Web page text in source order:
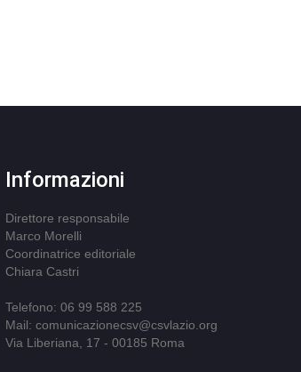
Informazioni
Direttore responsabile
Marco Morelli
Coordinatrice editoriale
Chiara Castri
Telefono: 06 99 588 225
Mail: comunicazionecsv@csvlazio.org
Via Liberiana, 17 - 00185 Roma